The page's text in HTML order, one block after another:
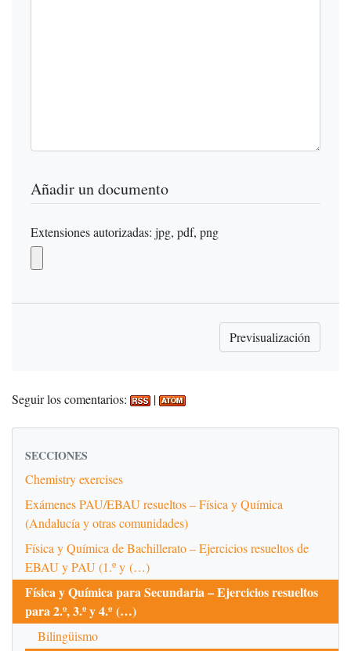
Añadir un documento
Extensiones autorizadas: jpg, pdf, png
Seguir los comentarios: |
SECCIONES
Chemistry exercises
Exámenes PAU/EBAU resueltos – Física y Química
(Andalucía y otras comunidades)
Física y Química de Bachillerato – Ejercicios resueltos de
EBAU y PAU (1.º y (…)
Física y Química para Secundaria – Ejercicios resueltos
para 2.º, 3.º y 4.º (…)
Bilingüismo